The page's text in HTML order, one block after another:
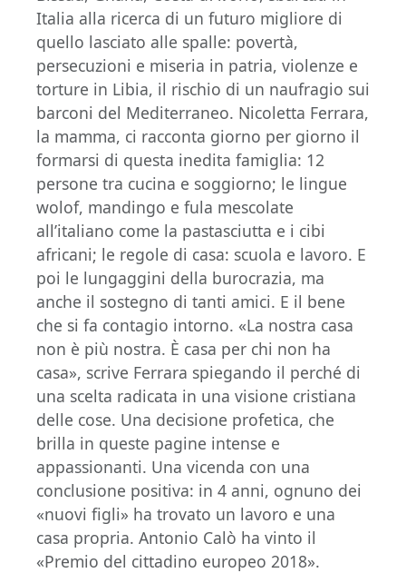
Italia alla ricerca di un futuro migliore di
quello lasciato alle spalle: povertà,
persecuzioni e miseria in patria, violenze e
torture in Libia, il rischio di un naufragio sui
barconi del Mediterraneo. Nicoletta Ferrara,
la mamma, ci racconta giorno per giorno il
formarsi di questa inedita famiglia: 12
persone tra cucina e soggiorno; le lingue
wolof, mandingo e fula mescolate
all’italiano come la pastasciutta e i cibi
africani; le regole di casa: scuola e lavoro. E
poi le lungaggini della burocrazia, ma
anche il sostegno di tanti amici. E il bene
che si fa contagio intorno. «La nostra casa
non è più nostra. È casa per chi non ha
casa», scrive Ferrara spiegando il perché di
una scelta radicata in una visione cristiana
delle cose. Una decisione profetica, che
brilla in queste pagine intense e
appassionanti. Una vicenda con una
conclusione positiva: in 4 anni, ognuno dei
«nuovi figli» ha trovato un lavoro e una
casa propria. Antonio Calò ha vinto il
«Premio del cittadino europeo 2018».